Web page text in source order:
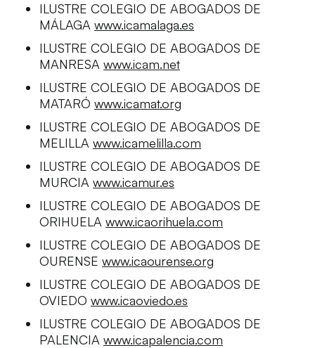
ILUSTRE COLEGIO DE ABOGADOS DE
MÁLAGA www.icamalaga.es
ILUSTRE COLEGIO DE ABOGADOS DE
MANRESA www.icam.net
ILUSTRE COLEGIO DE ABOGADOS DE
MATARÓ www.icamat.org
ILUSTRE COLEGIO DE ABOGADOS DE
MELILLA www.icamelilla.com
ILUSTRE COLEGIO DE ABOGADOS DE
MURCIA www.icamur.es
ILUSTRE COLEGIO DE ABOGADOS DE
ORIHUELA www.icaorihuela.com
ILUSTRE COLEGIO DE ABOGADOS DE
OURENSE www.icaourense.org
ILUSTRE COLEGIO DE ABOGADOS DE
OVIEDO www.icaoviedo.es
ILUSTRE COLEGIO DE ABOGADOS DE
PALENCIA www.icapalencia.com